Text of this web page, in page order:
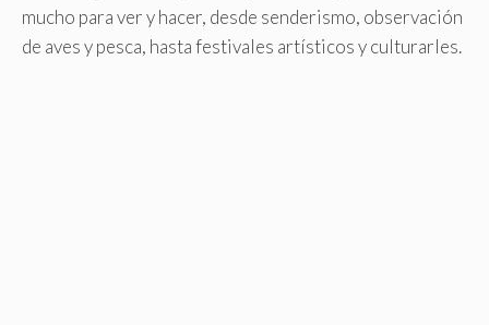
mucho para ver y hacer, desde senderismo, observación
de aves y pesca, hasta festivales artísticos y culturarles.